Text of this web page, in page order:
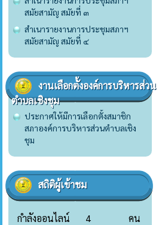
สมัยสามัญ สมัยที่ ๓
สำเนารายงานการประชุมสภาฯ
สมัยสามัญ สมัยที่ ๔
งานเลือกตั้งองค์การบริหารส่วน
ตำบลเชิงชุม
ประกาศให้มีการเลือกตั้งสมาชิก
สภาองค์การบริหารส่วนตำบลเชิง
ชุม
สถิติผู้เข้าชม
กำลังออนไลน์ 4
คน